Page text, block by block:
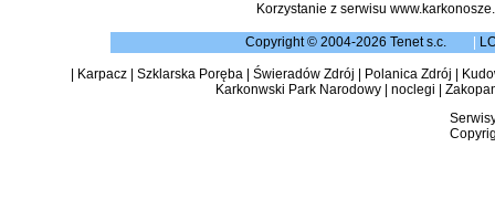
Korzystanie z serwisu
Copyright © 2004-2026 Tenet s.c.
Karpacz| Szklarska Poręba| Świeradów Zdrój Polanica Zdrój
Karkonwski Park Narodowy| noclegi